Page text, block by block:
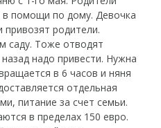
помощи по дому. Девочка
родители.
саду. Тоже отводят
надо привести. Нужна
в 6 часов и няня
отдельная
питание за счет семьи.
в пределах 150 евро.